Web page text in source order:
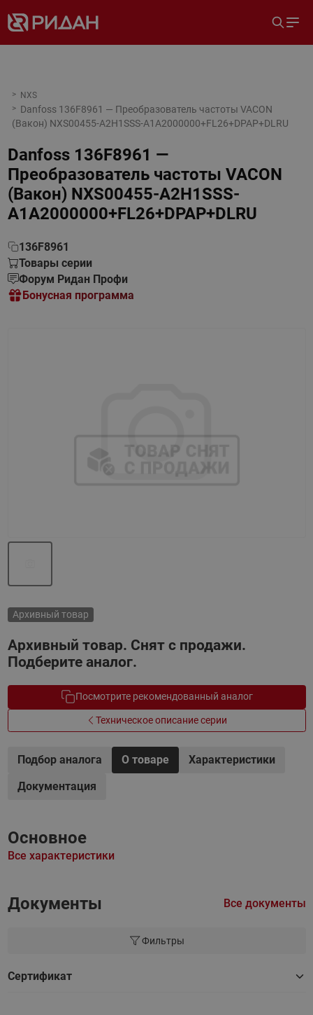
NXS
Danfoss 136F8961 — Преобразователь частоты VACON
(Вакон) NXS00455-A2H1SSS-A1A2000000+FL26+DPAP+DLRU
Danfoss 136F8961 —
Преобразователь частоты VACON
(Вакон) NXS00455-A2H1SSS-
A1A2000000+FL26+DPAP+DLRU
136F8961
Товары серии
Форум Ридан Профи
Бонусная программа
Архивный товар
Архивный товар. Снят с продажи.
Подберите аналог.
Посмотрите рекомендованный аналог
Техническое описание серии
Подбор аналога О товаре
Характеристики
Документация
Основное
Все характеристики
Документы Все документы
Фильтры
Сертификат